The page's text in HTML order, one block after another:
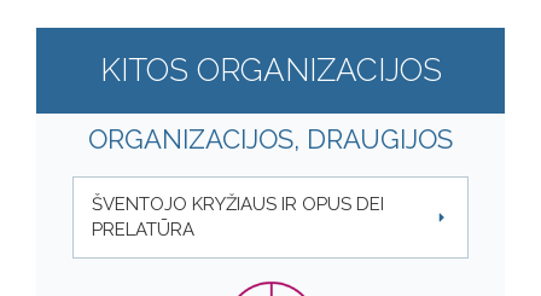
KITOS ORGANIZACIJOS
ORGANIZACIJOS, DRAUGIJOS
ŠVENTOJO KRYŽIAUS IR OPUS DEI
PRELATŪRA